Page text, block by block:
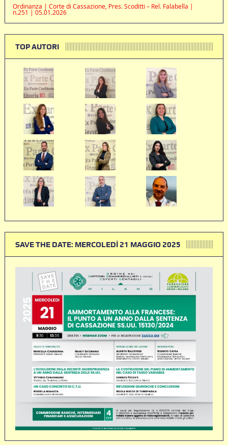
Ordinanza | Corte di Cassazione, Pres. Scoditti – Rel. Falabella |
n.251 | 05.01.2026
TOP AUTORI
SAVE THE DATE: MERCOLEDÌ 21 MAGGIO 2025